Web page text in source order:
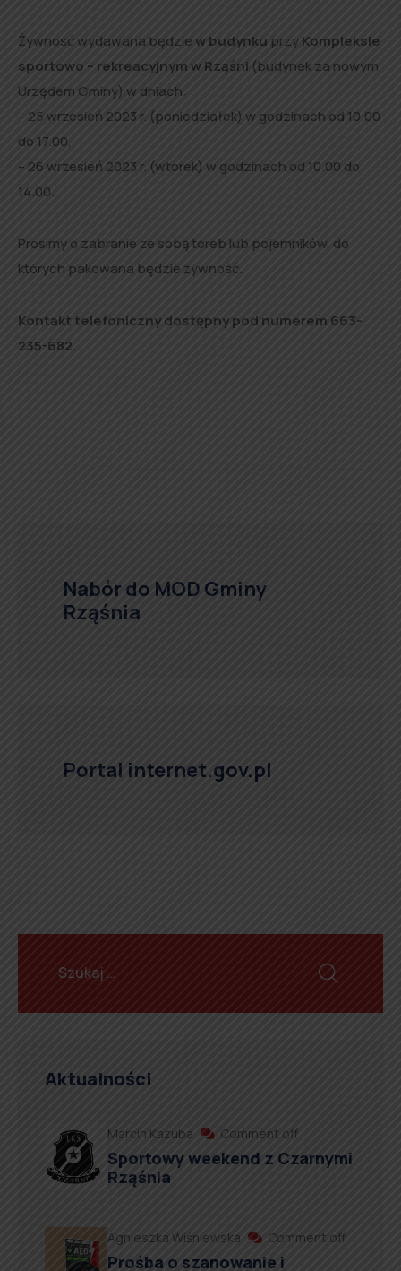
Żywność wydawana będzie w budynku przyKompleksie
sportowo – rekreacyjnymw Rząśni (budynek za nowym
Urzędem Gminy) w dniach:
– 25 wrzesień 2023 r. (poniedziałek) w godzinach od 10.00
do 17.00,
– 26 wrzesień 2023 r. (wtorek) w godzinach od 10.00 do
14.00.
Prosimy o zabranie ze sobą toreb lub pojemników, do
których pakowana będzie żywność.
Kontakt telefoniczny dostępny pod numerem 663-
235-682.
Nabór do MOD Gminy
Rząśnia
Portal internet.gov.pl
Aktualności
Marcin Kazuba Comment off
Sportowy weekend z Czarnymi
Rząśnia
Agnieszka Wiśniewska Comment off
Prośba o szanowanie i